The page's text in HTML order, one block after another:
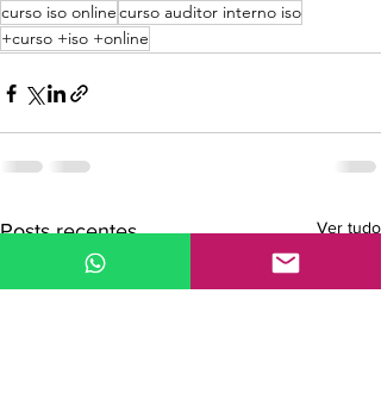
curso iso onlinecurso auditor interno iso
+curso +iso +online
Posts recentes Ver tudo